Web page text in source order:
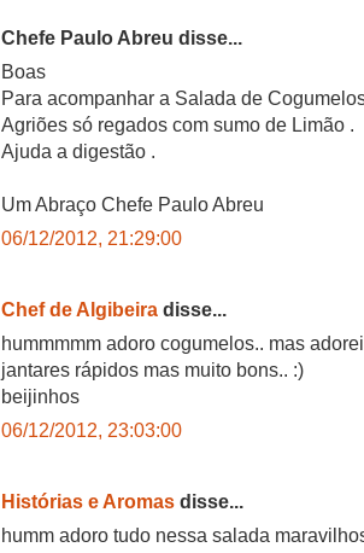
Chefe Paulo Abreu disse...
Boas
Para acompanhar a Salada de
Agriões só regados com sumo de Limão .
Ajuda a digestão .
Um Abraço Chefe Paulo Abreu
06/12/2012, 21:29:00
Chef de Algibeira disse...
hummmmm adoro cogumelos.. mas
jantares rápidos mas muito bons.. :)
beijinhos
06/12/2012, 23:03:00
Histórias e Aromas disse...
humm adoro tudo nessa salada